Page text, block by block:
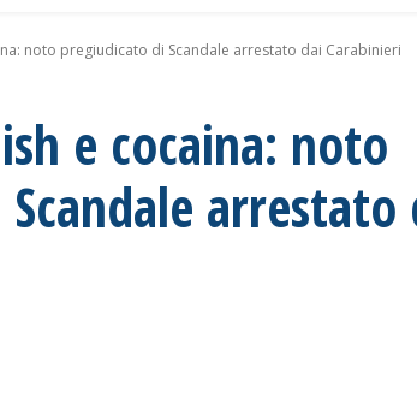
noto pregiudicato di Scandale arrestato dai Carabinieri
e cocaina: noto
arrestato